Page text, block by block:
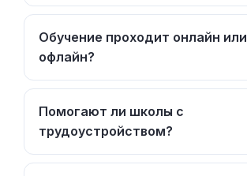
Обучение проходит онлайн или
офлайн?
Помогают ли школы с
трудоустройством?